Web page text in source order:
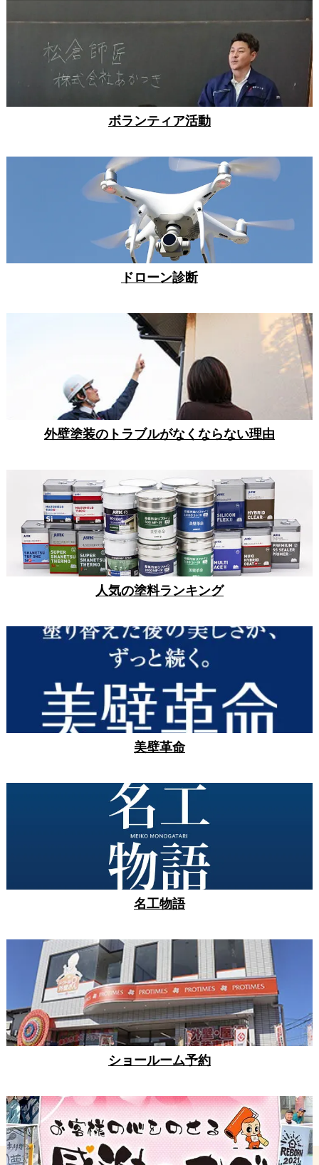
ボランティア活動
ドローン診断
外壁塗装のトラブルがなくならない理由
人気の塗料ランキング
美壁革命
名工物語
ショールーム予約